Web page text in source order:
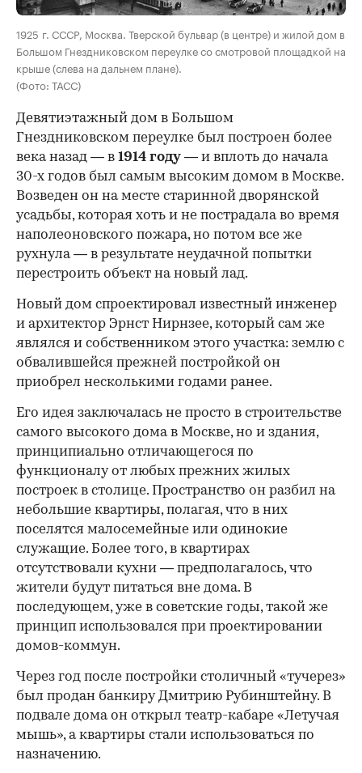
1925 г. СССР, Москва. Тверской бульвар (в центре) и жилой дом в
Большом Гнездниковском переулке со смотровой площадкой на
крыше (слева на дальнем плане).
(Фото: ТАСС)
Девятиэтажный дом в Большом
Гнездниковском переулке был построен более
века назад — в 1914 году — и вплоть до начала
30-х годов был самым высоким домом в Москве.
Возведен он на месте старинной дворянской
усадьбы, которая хоть и не пострадала во время
наполеоновского пожара, но потом все же
рухнула — в результате неудачной попытки
перестроить объект на новый лад.
Новый дом спроектировал известный инженер
и архитектор Эрнст Нирнзее, который сам же
являлся и собственником этого участка: землю с
обвалившейся прежней постройкой он
приобрел несколькими годами ранее.
Его идея заключалась не просто в строительстве
самого высокого дома в Москве, но и здания,
принципиально отличающегося по
функционалу от любых прежних жилых
построек в столице. Пространство он разбил на
небольшие квартиры, полагая, что в них
поселятся малосемейные или одинокие
служащие. Более того, в квартирах
отсутствовали кухни — предполагалось, что
жители будут питаться вне дома. В
последующем, уже в советские годы, такой же
принцип использовался при проектировании
домов-коммун.
Через год после постройки столичный «тучерез»
был продан банкиру Дмитрию Рубинштейну. В
подвале дома он открыл театр-кабаре «Летучая
мышь», а квартиры стали использоваться по
назначению.